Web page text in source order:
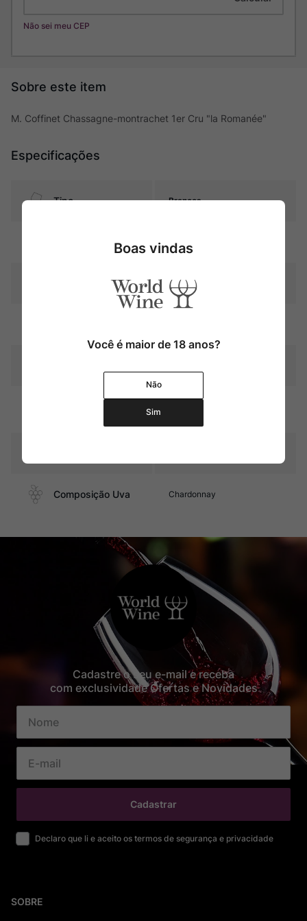
Não sei meu CEP
M. Coffinet Chassagne-montrachet 1er Cru "la Romanée"
Especificações
Tipo Brancos
Chardonnay
Morey Coffinet
Graduação Alcóoli
Composição Uva Chardonnay
Cadastre o seu e-mail e receba
com exclusividade Ofertas e Novidades
Cadastrar
Declaro que li e aceito os termos de segurança e privacidade
SOBRE
Boas vindas
Você é maior de 18 anos?
Não
Sim